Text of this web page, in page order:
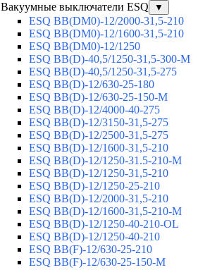
Вакуумные выключатели ESQ
▼
ESQ ВВ(DM0)-12/2000-31,5-210
ESQ ВВ(DM0)-12/1600-31,5-210
ESQ ВВ(DM0)-12/1250
ESQ ВВ(D)-40,5/1250-31,5-300-М
ESQ ВВ(D)-40,5/1250-31,5-275
ESQ ВВ(D)-12/630-25-180
ESQ ВВ(D)-12/630-25-150-М
ESQ ВВ(D)-12/4000-40-275
ESQ ВВ(D)-12/3150-31,5-275
ESQ ВВ(D)-12/2500-31,5-275
ESQ ВВ(D)-12/1600-31,5-210
ESQ ВВ(D)-12/1250-31.5-210-М
ESQ ВВ(D)-12/1250-31,5-210
ESQ ВВ(D)-12/1250-25-210
ESQ BB(D)-12/2000-31,5-210
ESQ BB(D)-12/1600-31,5-210-М
ESQ BB(D)-12/1250-40-210-OL
ESQ BB(D)-12/1250-40-210
ESQ ВВ(F)-12/630-25-210
ESQ ВВ(F)-12/630-25-150-М